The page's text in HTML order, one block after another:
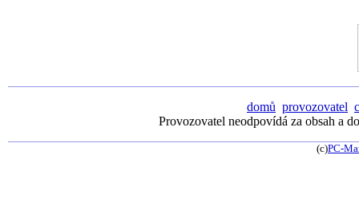
domů provozovatel
Provozovatel neodpovídá za obsah a
(c)PC-